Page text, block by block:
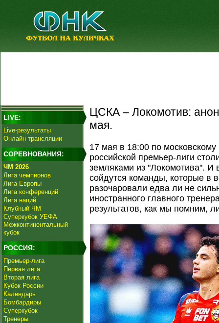
LIVE:
Live-результаты
Онлайн трансляции
СОРЕВНОВАНИЯ:
ЧМ 2026
Лига чемпионов
Лига Европы
Лига конференций
Лига наций
Клубный ЧМ
Суперкубок УЕФА
Межконтинентальный
кубок
РОССИЯ:
Премьер-лига
Первая лига
Вторая лига
Кубок России
Календарь
Бомбардиры
Суперкубок
Тренеры
ЦСКА – Локомотив:
мая.
17 мая в 18:00 по
российской премьер-лиги
земляками из "Локомотива". И
сойдутся команды, которые в
разочаровали едва ли не
иностранного главного
результатов, как мы помним,